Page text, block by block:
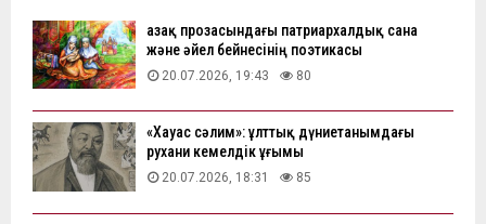
Қазақ прозасындағы патриархалдық сана
және әйел бейнесінің поэтикасы
20.07.2026, 19:43 80
«Хауас сәлим»: ұлттық дүниетанымдағы
рухани кемелдік ұғымы
20.07.2026, 18:31 85